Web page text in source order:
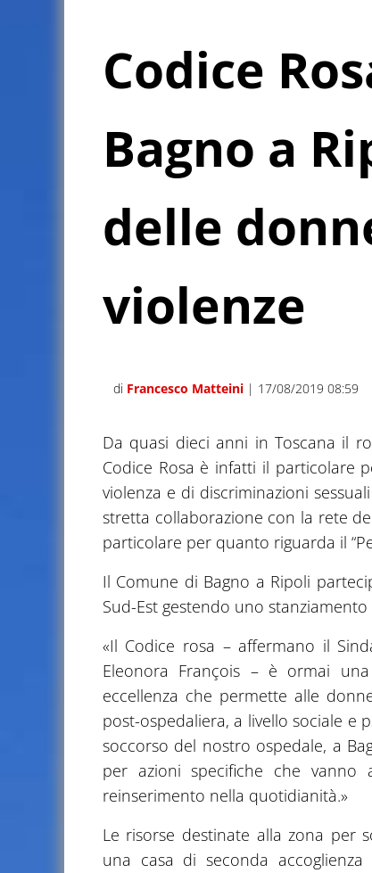
Codice
Bagno a
delle
violenze
di Francesco Matteini | 17/08/2019 08:59
Da quasi dieci anni in Toscana il
Codice Rosa è infatti il particolare
violenza e di discriminazioni
stretta collaborazione con la rete
particolare per quanto riguarda il
Il Comune di Bagno a Ripoli
Sud-Est gestendo uno
«Il Codice rosa – affermano il
Eleonora François – è ormai
eccellenza che permette alle
post-ospedaliera, a livello sociale e
soccorso del nostro ospedale, a
per azioni specifiche che vanno
reinserimento nella quotidianità.»
Le risorse destinate alla zona per
una casa di seconda